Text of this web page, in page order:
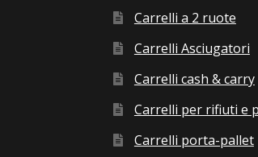
Carrelli a 2 ruote
Carrelli Asciugatori
Carrelli cash & carry
Carrelli per rifiuti e
Carrelli porta-pallet